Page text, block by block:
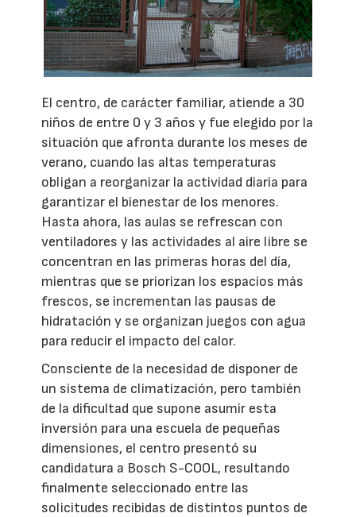
El centro, de carácter familiar, atiende a 30
niños de entre 0 y 3 años y fue elegido por la
situación que afronta durante los meses de
verano, cuando las altas temperaturas
obligan a reorganizar la actividad diaria para
garantizar el bienestar de los menores.
Hasta ahora, las aulas se refrescan con
ventiladores y las actividades al aire libre se
concentran en las primeras horas del día,
mientras que se priorizan los espacios más
frescos, se incrementan las pausas de
hidratación y se organizan juegos con agua
para reducir el impacto del calor.
Consciente de la necesidad de disponer de
un sistema de climatización, pero también
de la dificultad que supone asumir esta
inversión para una escuela de pequeñas
dimensiones, el centro presentó su
candidatura a Bosch S-COOL, resultando
finalmente seleccionado entre las
solicitudes recibidas de distintos puntos de